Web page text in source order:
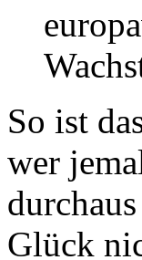
So ist
wer
Glück